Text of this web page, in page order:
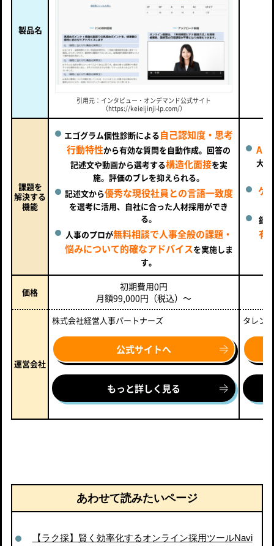
製品名
引用元：インタビュー・オンデマンド公式サイト
（https://keieijinji-lp.com/）
課題を
解決する
機能
エゴグラム個性診断による自己認知度・思考
行動特性から有効な質問を自動作成。回答の
記述文や動画から選考する構造化面接を実
施。評価のブレを抑えられる。
記述文から優秀な現役社員との言語一致度
を選考に活用、自社に合った人材採用ができ
る。
人事のプロが無料相談で人事全般の課題・
悩みについて的確なアドバイスを実施しま
す。
AI
大
ゲ
録
有
価格
初期費用0円
月額99,000円（税込）～
運営会社
株式会社経営人事パートナーズ
公式サイトへ
もっと詳しく見る
タレン
あわせて読みたいページ
【ラク採】賢く効率化するオンライン採用ツールNavi